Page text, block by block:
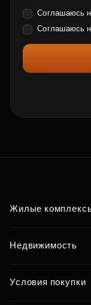
Соглашаюсь
Соглашаюсь
Жилые
Недвижимость
Условия покупки